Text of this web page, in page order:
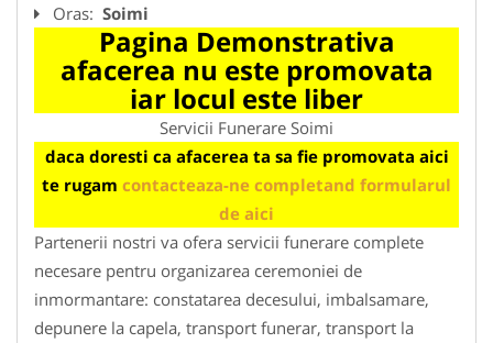
Oras: Soimi
Pagina Demonstrativa
afacerea nu este promovata
iar locul este liber
Servicii Funerare Soimi
daca doresti ca afacerea ta sa fie promovata aici
te rugam contacteaza-ne completand formularul
de aici
Partenerii nostri va ofera servicii funerare complete
necesare pentru organizarea ceremoniei de
inmormantare: constatarea decesului, imbalsamare,
depunere la capela, transport funerar, transport la